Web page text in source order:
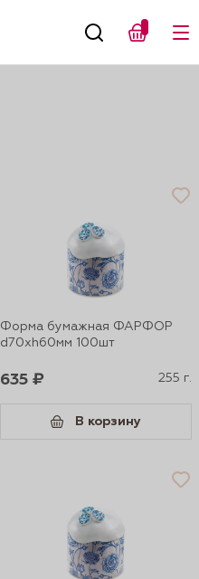
Форма бумажная ФАРФОР
d70xh60мм 100шт
635 ₽ 255 г.
В корзину